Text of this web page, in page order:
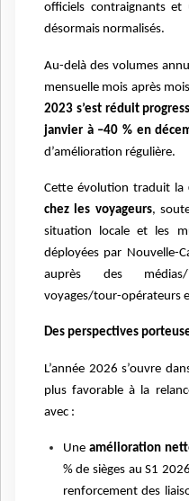
officiels contraignants et
désormais normalisés.
Au-delà des volumes
mensuelle mois après
2023 s’est réduit
janvier à –40 % en
d’amélioration régulière.
Cette évolution traduit la
chez les voyageurs,
situation locale et les
déployées par Nouvelle-
auprès des médias/
voyages/tour-opérateurs
Des perspectives
L’année 2026 s’ouvre
plus favorable à la
avec :
Une amélioration
% de sièges au S1
renforcement des